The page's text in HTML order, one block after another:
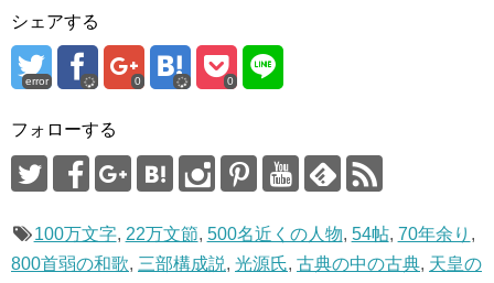
)
シェアする
error 0 0
フォローする
100万文字, 22万文節, 500名近くの人物, 54帖, 70年余り ,
800首弱の和歌, 三部構成説, 光源氏, 古典の中の古典, 天皇の